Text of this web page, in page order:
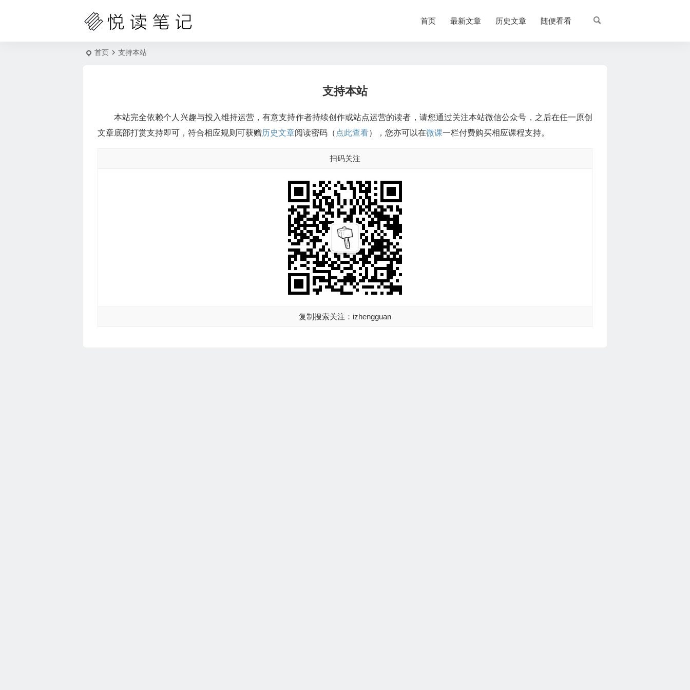
首页 最新文章 历史文章 随便看看
首页 支持本站
支持本站
本站完全依赖个人兴趣与投入维持运营，有意支持作者持续创作或站点运营的读者，请您通过关注本站微信公众号，之后在任一原创
文章底部打赏支持即可，符合相应规则可获赠历史文章阅读密码（ 点此查看），您亦可以在微课一栏付费购买相应课程支持。
扫码关注
复制搜索关注：izhengguan